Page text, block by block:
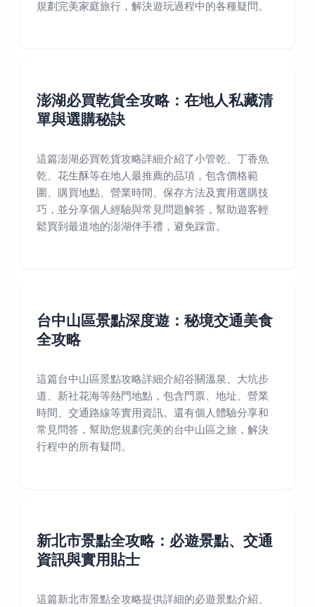
規劃完美家庭旅行，解決遊玩過程中的各種疑問。
澎湖必買乾貨全攻略：在地人私藏清
單與選購秘訣
這篇澎湖必買乾貨攻略詳細介紹了小管乾、丁香魚
乾、花生酥等在地人最推薦的品項，包含價格範
圍、購買地點、營業時間、保存方法及實用選購技
巧，並分享個人經驗與常見問題解答，幫助遊客輕
鬆買到最道地的澎湖伴手禮，避免踩雷。
台中山區景點深度遊：秘境交通美食
全攻略
這篇台中山區景點攻略詳細介紹谷關溫泉、大坑步
道、新社花海等熱門地點，包含門票、地址、營業
時間、交通路線等實用資訊。還有個人體驗分享和
常見問答，幫助您規劃完美的台中山區之旅，解決
行程中的所有疑問。
新北市景點全攻略：必遊景點、交通
資訊與實用貼士
這篇新北市景點全攻略提供詳細的必遊景點介紹、